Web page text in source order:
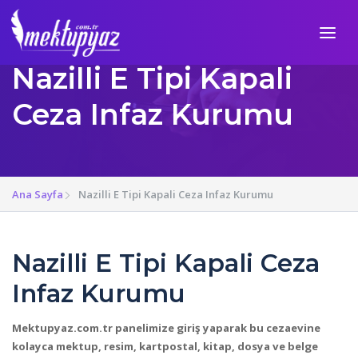
Nazilli E Tipi Kapali
Ceza Infaz Kurumu
Ana Sayfa Nazilli E Tipi Kapali Ceza Infaz Kurumu
Nazilli E Tipi Kapali Ceza
Infaz Kurumu
Mektupyaz.com.tr panelimize giriş yaparak bu cezaevine
kolayca mektup, resim, kartpostal, kitap, dosya ve belge